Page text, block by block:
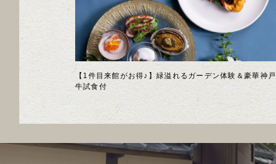
【1件目来館がお得♪】緑溢れるガーデン体験＆豪華神戸
牛試食付